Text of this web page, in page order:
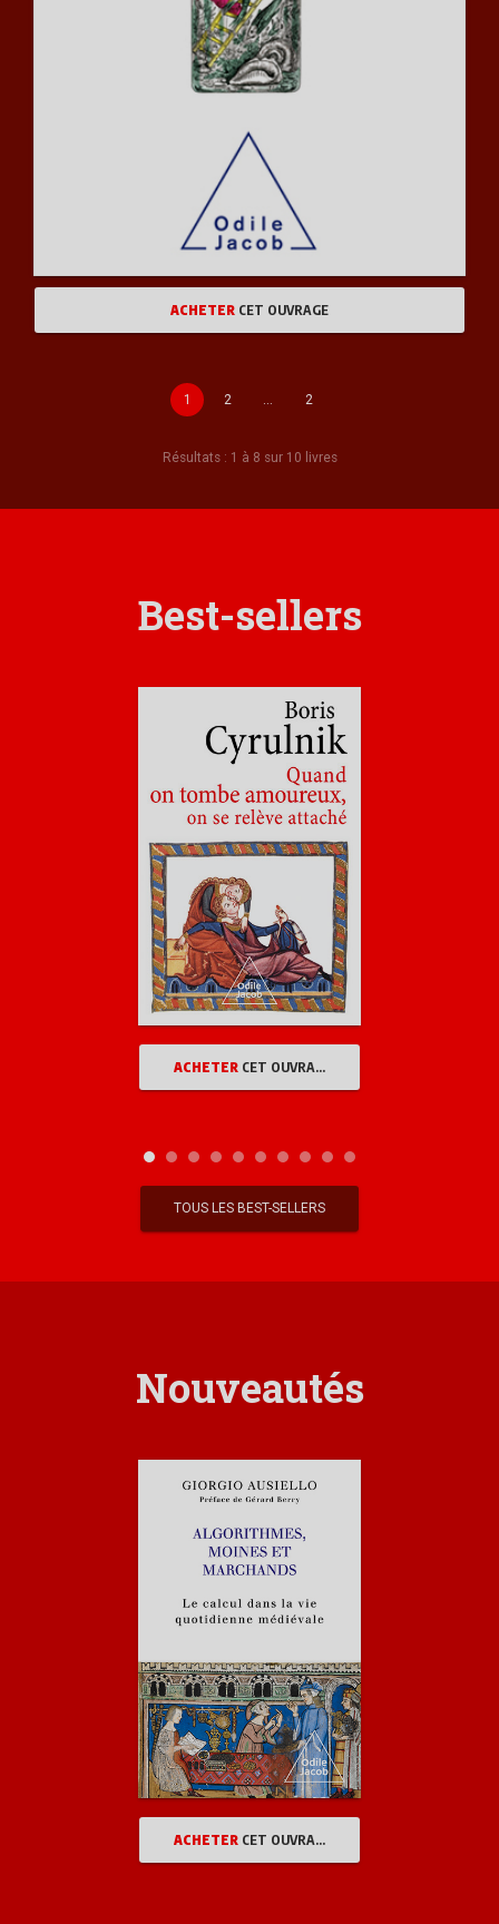
ACHETER CET OUVRAGE
1 2 … 2
Résultats : 1 à 8 sur 10 livres
Best-sellers
ACHETER CET OUVRAGE
TOUS LES BEST-SELLERS
Nouveautés
ACHETER CET OUVRAGE